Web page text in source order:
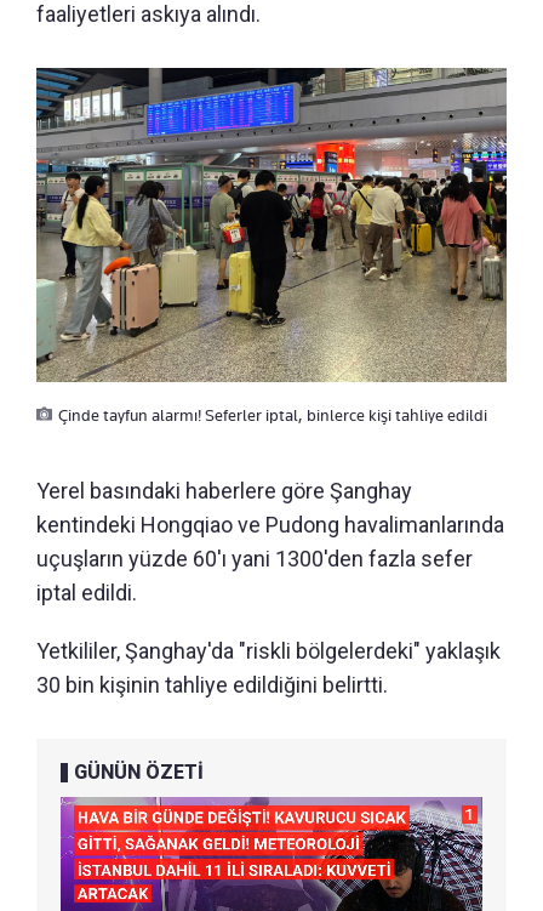
faaliyetleri askıya alındı.
Çinde tayfun alarmı! Seferler iptal, binlerce kişi tahliye edildi
Yerel basındaki haberlere göre Şanghay
kentindeki Hongqiao ve Pudong havalimanlarında
uçuşların yüzde 60'ı yani 1300'den fazla sefer
iptal edildi.
Yetkililer, Şanghay'da "riskli bölgelerdeki" yaklaşık
30 bin kişinin tahliye edildiğini belirtti.
GÜNÜN ÖZETİ